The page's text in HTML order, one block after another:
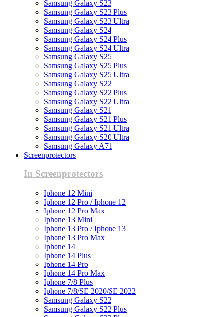
Samsung Galaxy S23
Samsung Galaxy S23 Plus
Samsung Galaxy S23 Ultra
Samsung Galaxy S24
Samsung Galaxy S24 Plus
Samsung Galaxy S24 Ultra
Samsung Galaxy S25
Samsung Galaxy S25 Plus
Samsung Galaxy S25 Ultra
Samsung Galaxy S22
Samsung Galaxy S22 Plus
Samsung Galaxy S22 Ultra
Samsung Galaxy S21
Samsung Galaxy S21 Plus
Samsung Galaxy S21 Ultra
Samsung Galaxy S20 Ultra
Samsung Galaxy A71
Screenprotectors
In Screenprotectors
Iphone 12 Mini
Iphone 12 Pro / Iphone 12
Iphone 12 Pro Max
Iphone 13 Mini
Iphone 13 Pro / Iphone 13
Iphone 13 Pro Max
Iphone 14
Iphone 14 Plus
Iphone 14 Pro
Iphone 14 Pro Max
Iphone 7/8 Plus
Iphone 7/8/SE 2020/SE 2022
Samsung Galaxy S22
Samsung Galaxy S22 Plus